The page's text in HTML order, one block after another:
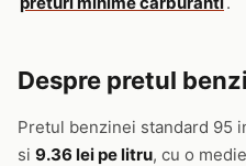
Despre pretul
Pretul benzinei standard 95
si 9.36 lei pe litru, cu o